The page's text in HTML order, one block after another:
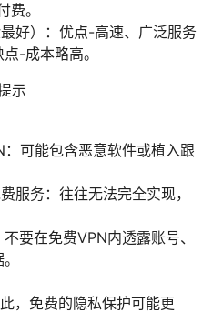
。
好）：优点-高速、广泛服务
-成本略高。
示
可能包含恶意软件或植入跟
服务：往往无法完全实现，
要在免费VPN内透露账号、
，免费的隐私保护可能更